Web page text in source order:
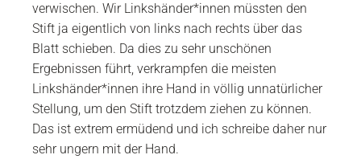
verwischen. Wir Linkshänder*innen müssten den
Stift ja eigentlich von links nach rechts über das
Blatt schieben. Da dies zu sehr unschönen
Ergebnissen führt, verkrampfen die meisten
Linkshänder*innen ihre Hand in völlig unnatürlicher
Stellung, um den Stift trotzdem ziehen zu können.
Das ist extrem ermüdend und ich schreibe daher nur
sehr ungern mit der Hand.